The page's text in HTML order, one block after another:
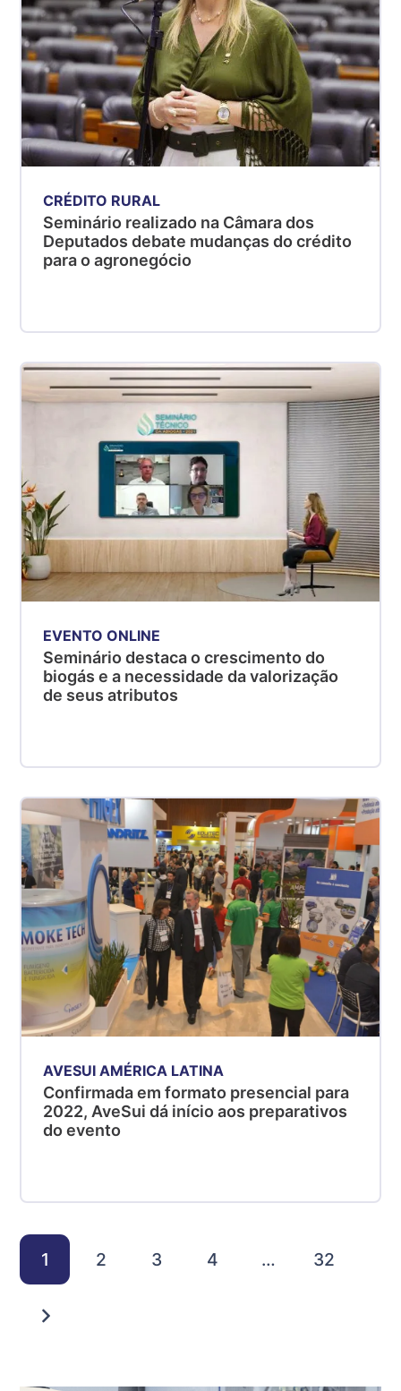
CRÉDITO RURAL
Seminário realizado na Câmara dos
Deputados debate mudanças do crédito
para o agronegócio
EVENTO ONLINE
Seminário destaca o crescimento do
biogás e a necessidade da valorização
de seus atributos
AVESUI AMÉRICA LATINA
Confirmada em formato presencial para
2022, AveSui dá início aos preparativos
do evento
1 2 3 4 … 32